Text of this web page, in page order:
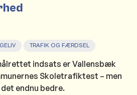
TRAFIK OG FÆRDSEL
indsats er Vallensbæk
Skoletrafiktest – men
endnu bedre.